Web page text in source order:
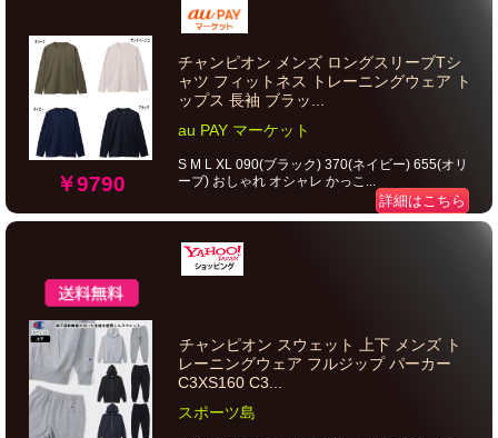
￥9790
チャンピオン メンズ ロングスリーブTシ
ャツ フィットネス トレーニングウェア ト
ップス 長袖 ブラッ...
au PAY マーケット
S M L XL 090(ブラック) 370(ネイビー) 655(オリ
ーブ) おしゃれ オシャレ かっこ...
詳細はこちら
チャンピオン スウェット 上下 メンズ ト
レーニングウェア フルジップ パーカー
C3XS160 C3...
スポーツ島